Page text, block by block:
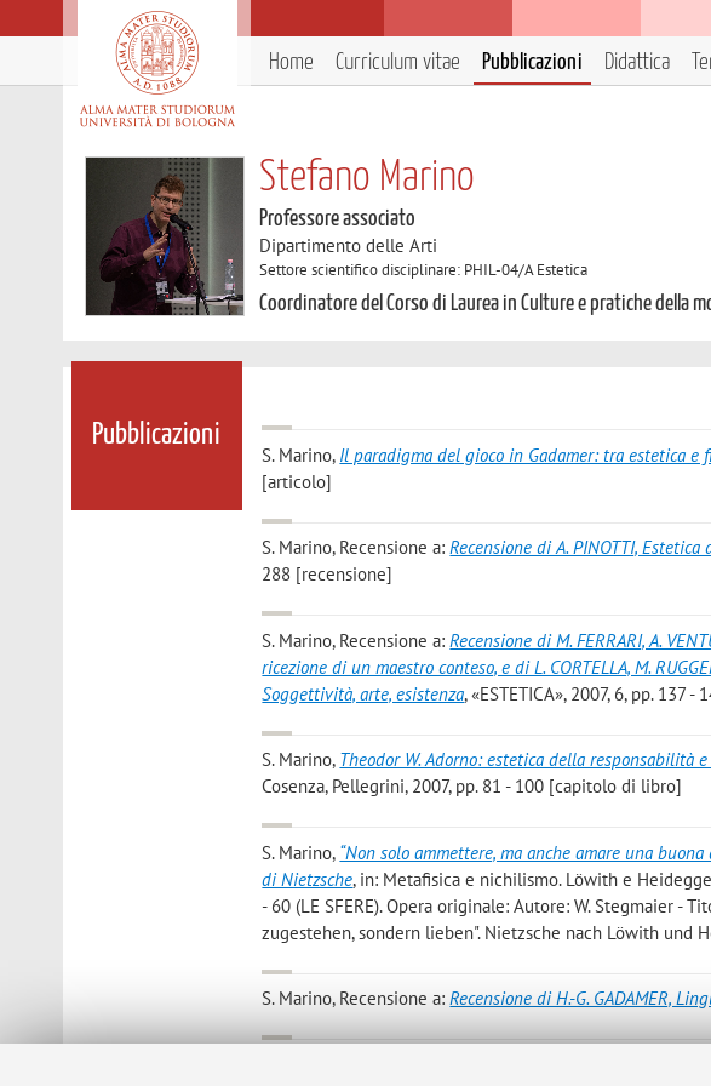
Home Curriculum vitae Pubblicazioni Didattica
Stefano Marino
Professore associato
Dipartimento delle Arti
Settore scientifico disciplinare: PHIL-04/A Estetica
Coordinatore del Corso di Laurea in Culture e pratiche della
Pubblicazioni
S. Marino, Il paradigma del gioco in Gadamer: tra estetica
[articolo]
S. Marino, Recensione a:Recensione di A. PINOTTI,
288 [recensione]
S. Marino, Recensione a:Recensione di M. FERRARI, A.
ricezione di un maestro conteso, e di L. CORTELLA, M.
Soggettività, arte, esistenza, «ESTETICA», 2007, 6, pp. 137
S. Marino, Theodor W. Adorno: estetica della responsabilità
Cosenza, Pellegrini, 2007, pp. 81 - 100 [capitolo di libro]
S. Marino, “Non solo ammettere, ma anche amare una
di Nietzsche, in: Metafisica e nichilismo. Löwith e
- 60 (LE SFERE). Opera originale: Autore: W. Stegmaier -
zugestehen, sondern lieben". Nietzsche nach Löwith
S. Marino, Recensione a:Recensione di H.-G. GADAMER,